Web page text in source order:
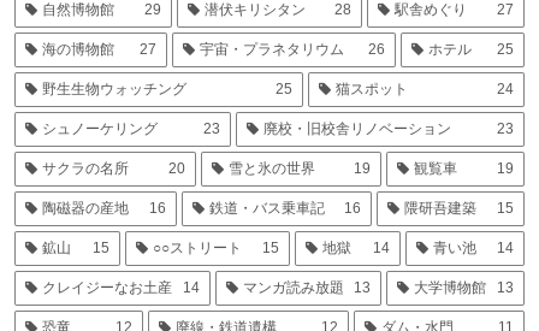
自然博物館 29 潜伏キリシタン 28 駅舎めぐり 27
海の博物館 27 宇宙・プラネタリウム 26 ホテル 25
野生生物ウォッチング 25 猫スポット 24
シュノーケリング 23 廃校・旧校舎リノベーション 23
サクラの名所 20 雪と氷の世界 19 観覧車 19
陶磁器の産地 16 鉄道・バス乗車記 16 隈研吾建築 15
鉱山 15 ○○ストリート 15 地獄 14 青い池 14
クレイジーなお土産 14 マンガ読み放題 13 大学博物館 13